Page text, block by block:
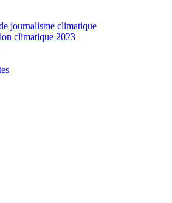
journalisme climatique
climatique 2023